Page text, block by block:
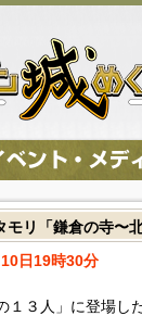
モリ「鎌倉の寺〜
日19時30分
１３人」に登場